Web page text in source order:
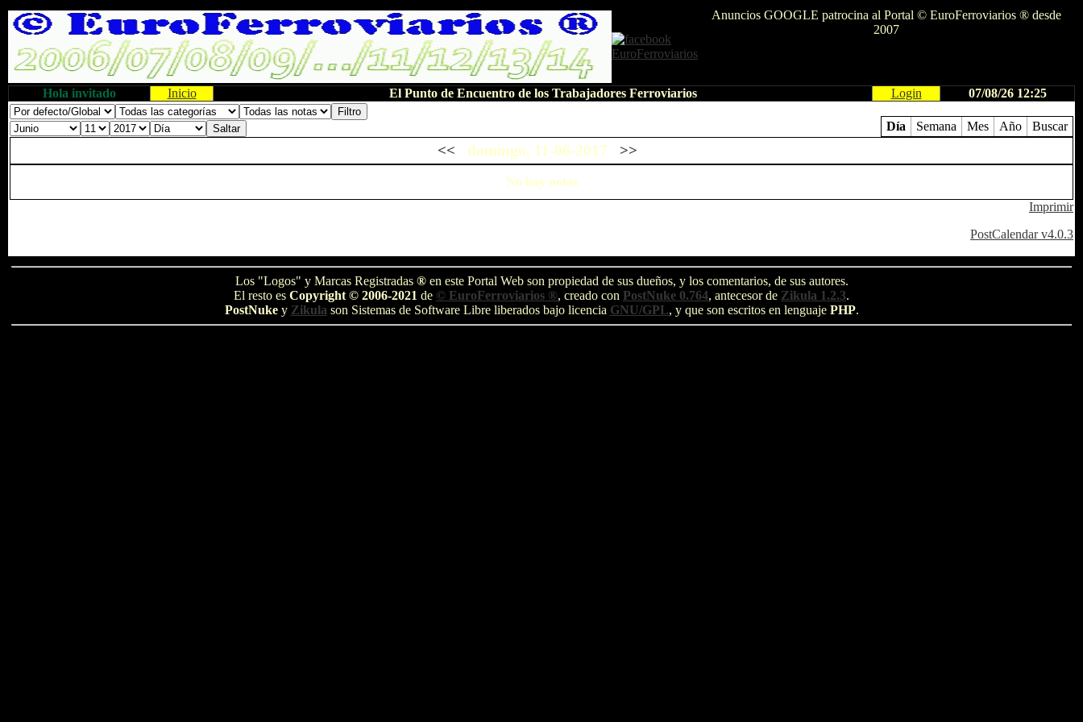
Anuncios GOOGLE patrocina al Portal © EuroFerroviarios ® desde
2007
Hola invitado Inicio El Punto de Encuentro de los Trabajadores Ferroviarios Login 07/08/26 12:25
Día Semana Mes Año Buscar
<< domingo, 11-06-2017 >>
No hay notas
Imprimir
PostCalendar v4.0.3
Los "Logos" y Marcas Registradas ®en este Portal Web son propiedad de sus dueños, y los comentarios, de sus autores.
El resto es Copyright © 2006-2021 de © EuroFerroviarios ®, creado con PostNuke 0.764, antecesor de Zikula 1.2.3.
PostNukey Zikula son Sistemas de Software Libre liberados bajo licencia GNU/GPL, y que son escritos en lenguaje PHP.